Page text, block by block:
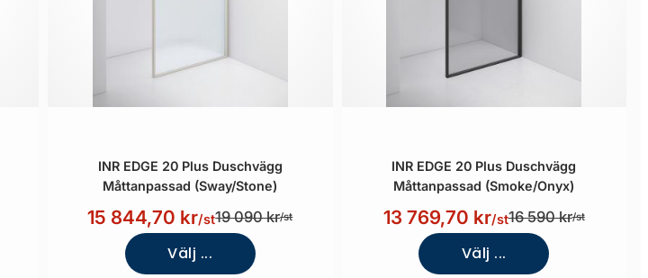
INR EDGE 20 Plus Duschvägg
Måttanpassad (Sway/Stone)
15 844,70 kr/st19 090 kr/st
Välj ...
INR EDGE 20 Plus Duschvägg
Måttanpassad (Smoke/Onyx)
13 769,70 kr/st16 590 kr/st
Välj ...